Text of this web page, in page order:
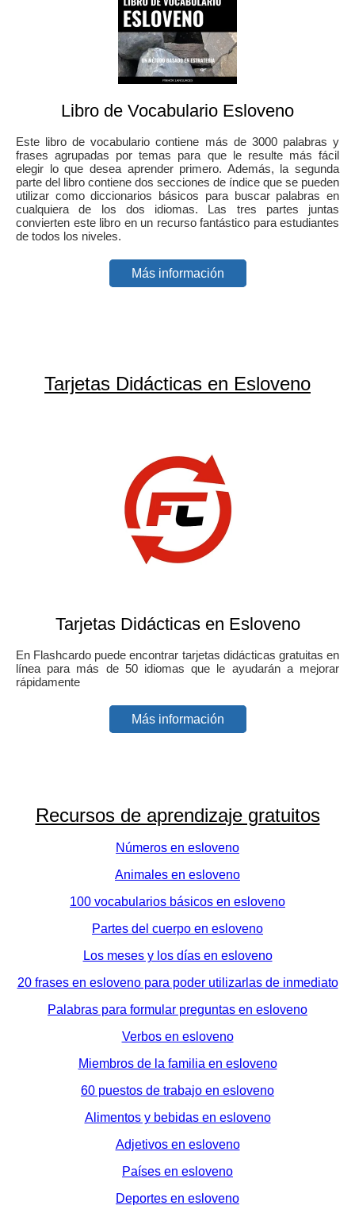
Libro de Vocabulario Esloveno
Este libro de vocabulario contiene más de 3000 palabras y
frases agrupadas por temas para que le resulte más fácil
elegir lo que desea aprender primero. Además, la segunda
parte del libro contiene dos secciones de índice que se pueden
utilizar como diccionarios básicos para buscar palabras en
cualquiera de los dos idiomas. Las tres partes juntas
convierten este libro en un recurso fantástico para estudiantes
de todos los niveles.
Más información
Tarjetas Didácticas en Esloveno
Tarjetas Didácticas en Esloveno
En Flashcardo puede encontrar tarjetas didácticas gratuitas en
línea para más de 50 idiomas que le ayudarán a mejorar
rápidamente
Más información
Recursos de aprendizaje gratuitos
Números en esloveno
Animales en esloveno
100 vocabularios básicos en esloveno
Partes del cuerpo en esloveno
Los meses y los días en esloveno
20 frases en esloveno para poder utilizarlas de inmediato
Palabras para formular preguntas en esloveno
Verbos en esloveno
Miembros de la familia en esloveno
60 puestos de trabajo en esloveno
Alimentos y bebidas en esloveno
Adjetivos en esloveno
Países en esloveno
Deportes en esloveno